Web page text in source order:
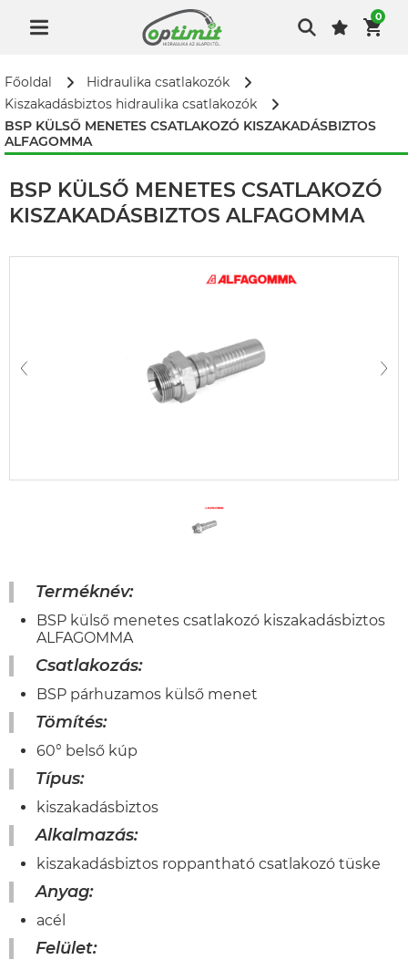
0
Főoldal
Hidraulika csatlakozók
Kiszakadásbiztos hidraulika csatlakozók
BSP KÜLSŐ MENETES CSATLAKOZÓ KISZAKADÁSBIZTOS
ALFAGOMMA
BSP KÜLSŐ MENETES CSATLAKOZÓ
KISZAKADÁSBIZTOS ALFAGOMMA
Terméknév:
BSP külső menetes csatlakozó kiszakadásbiztos
ALFAGOMMA
Csatlakozás:
BSP párhuzamos külső menet
Tömítés:
60° belső kúp
Típus:
kiszakadásbiztos
Alkalmazás:
kiszakadásbiztos roppantható csatlakozó tüske
Anyag:
acél
Felület: